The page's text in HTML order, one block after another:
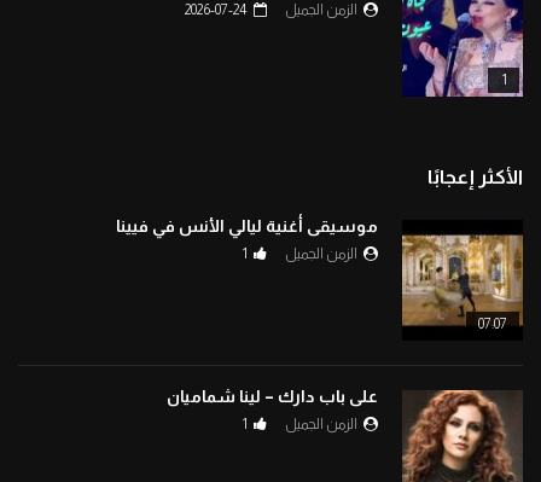
1
الزمن الجميل 2026-07-24
الأكثر إعجابًا
07:07
موسيقى أغنية ليالي الأنس في فيينا
الزمن الجميل 1
على باب دارك – لينا شماميان
الزمن الجميل 1